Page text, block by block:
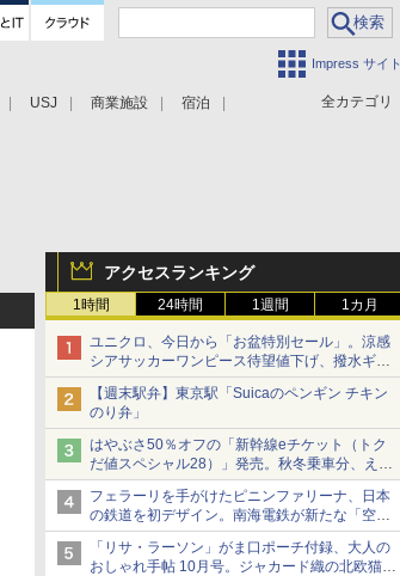
Impress サイト
全カテゴリ
USJ 商業施設 宿泊
アクセスランキング
1時間 24時間 1週間 1カ月
ユニクロ、今日から「お盆特別セール」。涼感
シアサッカーワンピース待望値下げ、撥水ギア
ショーツは1990円に
【週末駅弁】東京駅「Suicaのペンギン チキン
のり弁」
はやぶさ50％オフの「新幹線eチケット（トク
だ値スペシャル28）」発売。秋冬乗車分、えき
ねっと限定
フェラーリを手がけたピニンファリーナ、日本
の鉄道を初デザイン。南海電鉄が新たな「空港
特急」をなにわ筋線へ導入
「リサ・ラーソン」がま口ポーチ付録、大人の
おしゃれ手帖 10月号。ジャカード織の北欧猫デ